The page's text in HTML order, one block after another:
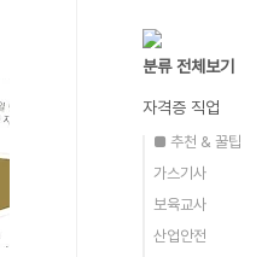
분류 전체보기
자격증 직업
■ 추천 & 꿀팁
가스기사
보육교사
산업안전